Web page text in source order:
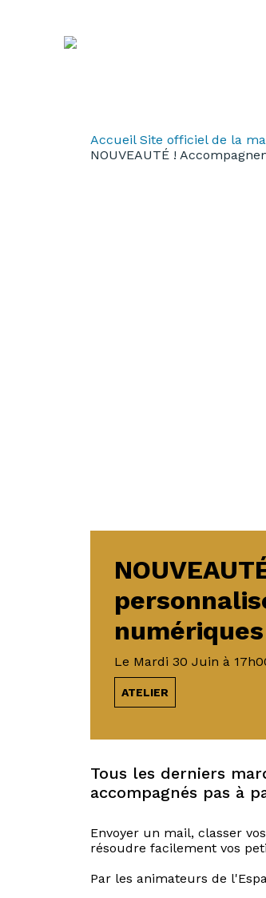
Accueil Site officiel de la
NOUVEAUTÉ !
numériques
Le Mardi 30 Juin à
ATELIER
Tous les derniers
accompagnés pas à
Envoyer un mail, classer
résoudre facilement vos
Par les animateurs de